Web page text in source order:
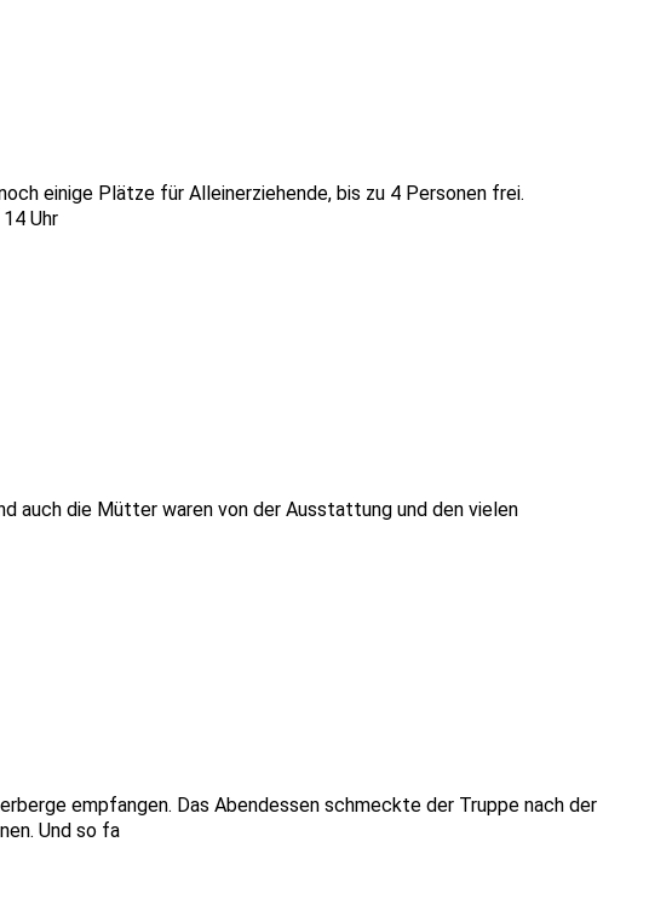
einige Plätze für Alleinerziehende, bis zu 4 Personen frei.
Uhr
auch die Mütter waren von der Ausstattung und den vielen
empfangen. Das Abendessen schmeckte der Truppe nach der
Und so fa